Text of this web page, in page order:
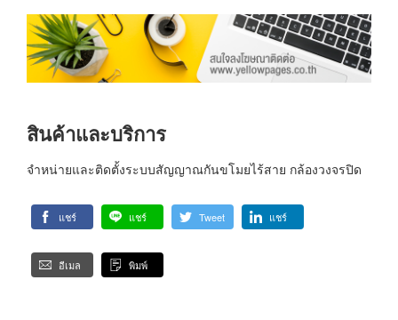
สินค้าและบริการ
จำหน่ายและติดตั้งระบบสัญญาณกันขโมยไร้สาย กล้องวงจรปิด
แชร์ แชร์ Tweet แชร์
อีเมล พิมพ์